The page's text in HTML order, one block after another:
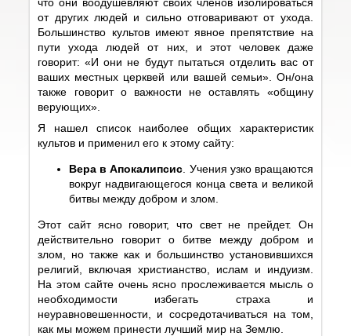
от других людей и сильно отговаривают от ухода.
Большинство культов имеют явное препятствие на
пути ухода людей от них, и этот человек даже
говорит: «И они не будут пытаться отделить вас от
ваших местных церквей или вашей семьи». Он/она
также говорит о важности не оставлять «общину
верующих».
Я нашел список наиболее общих характеристик
культов и применил его к этому сайту:
Вера в Апокалипсис . Учения узко вращаются
вокруг надвигающегося конца света и великой
битвы между добром и злом.
Этот сайт ясно говорит, что свет не прейдет. Он
действительно говорит о битве между добром и
злом, но также как и большинство установившихся
религий, включая христианство, ислам и индуизм.
На этом сайте очень ясно прослеживается мысль о
необходимости избегать страха и
неуравновешенности, и сосредотачиваться на том,
как мы можем принести лучший мир на Землю.